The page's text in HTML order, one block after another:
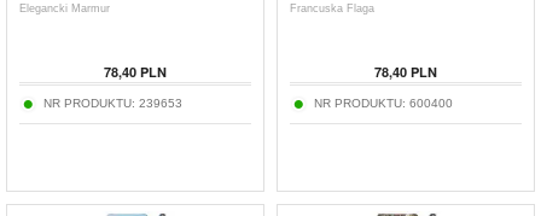
Elegancki Marmur
78,40 PLN
NR PRODUKTU: 239653
Francuska Flaga
78,40 PLN
NR PRODUKTU: 600400